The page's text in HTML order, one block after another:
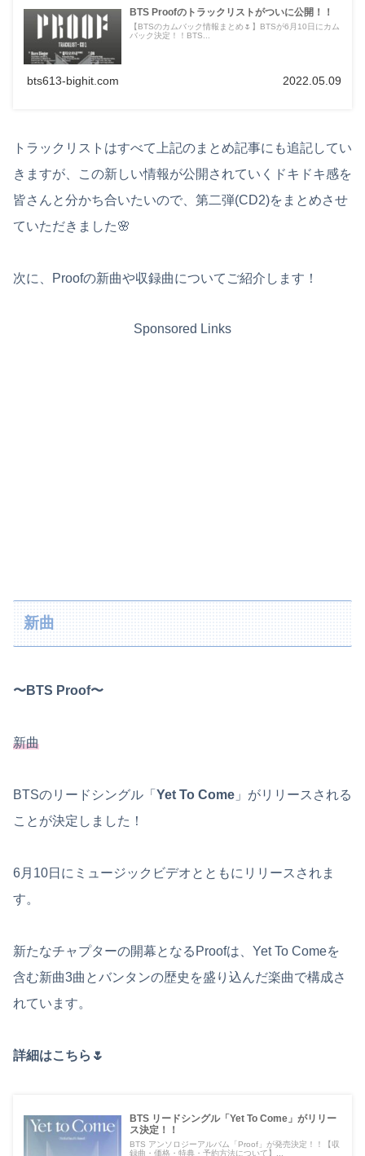
BTS Proofのトラックリストがついに公開！！
【BTSのカムバック情報まとめ🌷】BTSが6月10日にカム
バック決定！！BTS...
bts613-bighit.com 2022.05.09
トラックリストはすべて上記のまとめ記事にも追記してい
きますが、この新しい情報が公開されていくドキドキ感を
皆さんと分かち合いたいので、第二弾(CD2)をまとめさせ
ていただきました🌸
次に、Proofの新曲や収録曲についてご紹介します！
Sponsored Links
新曲
〜BTS Proof〜
新曲
BTSのリードシングル「 Yet To Come 」がリリースされる
ことが決定しました！
6月10日にミュージックビデオとともにリリースされま
す。
新たなチャプターの開幕となるProofは、Yet To Comeを
含む新曲3曲とバンタンの歴史を盛り込んだ楽曲で構成さ
れています。
詳細はこちら🌷
BTS リードシングル「Yet To Come」がリリー
ス決定！！
BTS アンソロジーアルバム「Proof」が発売決定！！【収
録曲・価格・特典・予約方法について】...